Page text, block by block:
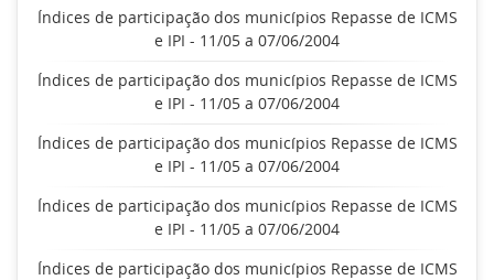
Índices de participação dos municípios Repasse de ICMS
e IPI - 11/05 a 07/06/2004
Índices de participação dos municípios Repasse de ICMS
e IPI - 11/05 a 07/06/2004
Índices de participação dos municípios Repasse de ICMS
e IPI - 11/05 a 07/06/2004
Índices de participação dos municípios Repasse de ICMS
e IPI - 11/05 a 07/06/2004
Índices de participação dos municípios Repasse de ICMS